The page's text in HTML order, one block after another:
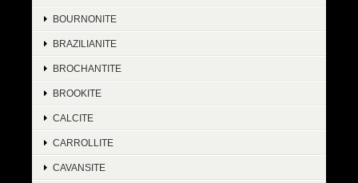
BOURNONITE
BRAZILIANITE
BROCHANTITE
BROOKITE
CALCITE
CARROLLITE
CAVANSITE